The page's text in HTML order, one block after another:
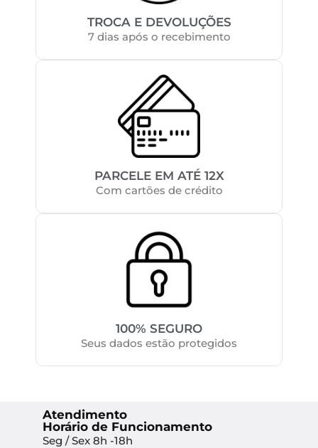
TROCA E DEVOLUÇÕES
7 dias após o recebimento
PARCELE EM ATÉ 12X
Com cartões de crédito
100% SEGURO
Seus dados estão protegidos
Atendimento
Horário de Funcionamento
Seg / Sex 8h -18h